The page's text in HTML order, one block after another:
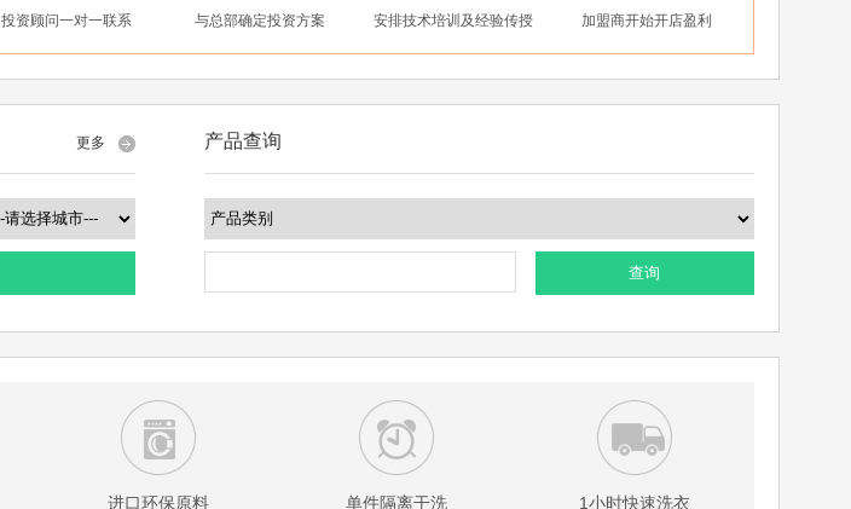
投资顾问一对一联系 与总部确定投资方案 安排技术培训及经验传授 加盟商开始开店盈利
更多 产品查询
查询
进口环保原料 单件隔离干洗 1小时快速洗衣